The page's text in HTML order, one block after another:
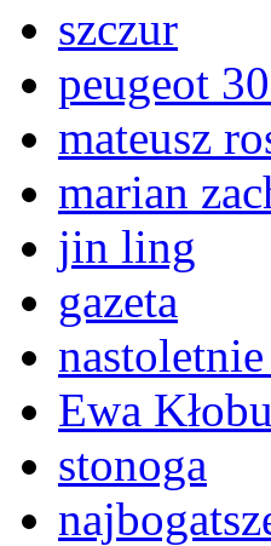
szczur
peugeot
mateusz
marian
jin ling
gazeta
Ewa
stonoga